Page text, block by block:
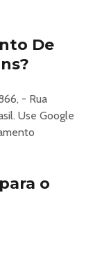
De
- Rua
Use Google
o